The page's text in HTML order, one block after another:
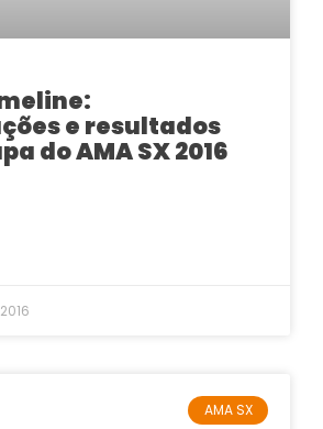
e resultados
do AMA SX 2016
AMA SX